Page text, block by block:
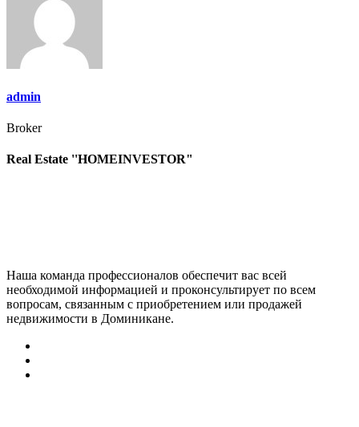
записям
admin
Broker
Real Estate ''HOMEINVESTOR"
Наша команда профессионалов обеспечит вас всей
необходимой информацией и проконсультирует по всем
вопросам, связанным с приобретением или продажей
недвижимости в Доминикане.